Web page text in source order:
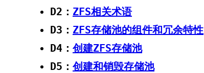
D2： ZFS相关术语
D3： ZFS存储池的组件和冗余特性
D4： 创建ZFS存储池
D5： 创建和销毁存储池